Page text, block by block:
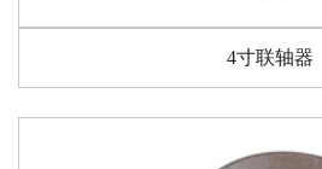
4寸联轴器